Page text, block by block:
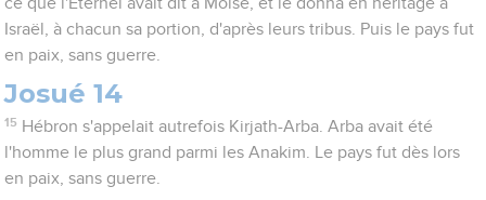
Israël, à chacun sa portion, d'après leurs tribus. Puis le pays fut
en paix, sans guerre.
Josué 14
15 Hébron s'appelait autrefois Kirjath-Arba. Arba avait été
l'homme le plus grand parmi les Anakim. Le pays fut dès lors
en paix, sans guerre.